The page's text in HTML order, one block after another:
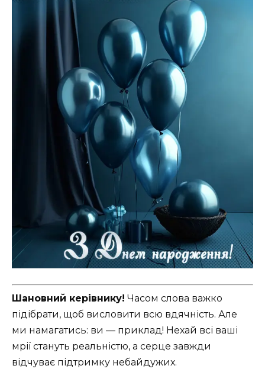
Шановний керівнику! Часом слова важко
підібрати, щоб висловити всю вдячність. Але
ми намагатись: ви — приклад! Нехай всі ваші
мрії стануть реальністю, а серце завжди
відчуває підтримку небайдужих.